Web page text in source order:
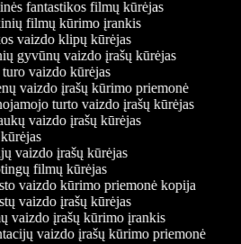
fantastikos filmų kūrėjas
filmų kūrimo įrankis
vaizdo klipų kūrėjas
gyvūnų vaizdo įrašų kūrėjas
vaizdo kūrėjas
vaizdo įrašų kūrimo priemonė
turto vaizdo įrašų kūrėjas
vaizdo įrašų kūrėjas
vaizdo įrašų kūrėjas
filmų kūrėjas
vaizdo kūrimo priemonė kopija
vaizdo įrašų kūrėjas
vaizdo įrašų kūrimo įrankis
vaizdo įrašų kūrimo priemonė